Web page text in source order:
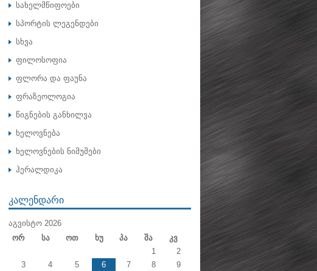
სახელმწიფოები
სპორტის ლეგენდები
სხვა
ფილოსოფია
ფლორა და ფაუნა
ფრაზეოლოგია
წიგნების განხილვა
ხელოვნება
ხელოვნების ნიმუშები
ჰერალდიკა
ᲙᲐᲚᲔᲜᲓᲐᲠᲘ
ᲐᲒᲕᲘᲡᲢᲝ 2026
Ორ
Სა Ოთ Ხუ Პა Შა Კვ
1
2
3
4 5 6 7 8
9